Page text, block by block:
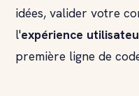
idées, valider votre
l'expérience
première ligne de